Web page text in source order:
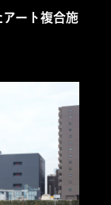
ート複合施